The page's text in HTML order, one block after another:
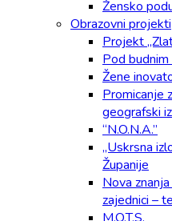
Žensko
Obrazovni projekti
Projekt
Pod
Žene
Promicanje
geografski
“N.O.N.A.”
„Uskrsna
Županije
Nova
zajednici –